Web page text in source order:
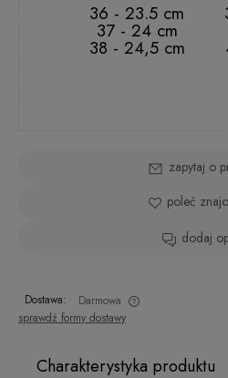
36 - 23.5 cm
37 - 24 cm
38 - 24,5 cm
zapytaj o
poleć
dodaj
Dostawa:
Darmowa
sprawdź formy dostawy
Charakterystyka produktu